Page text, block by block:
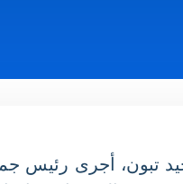
تبون، أجرى رئيس